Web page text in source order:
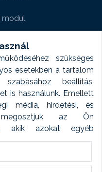
szükséges
esetekben a tartalom
beállítás,
is használunk. Emellett
média, hirdetési, és
megosztjuk az Ön
akik azokat egyéb
kombinálhatják. A sütik
naplózást végzünk és
töröljük. A
modul
modul
modul